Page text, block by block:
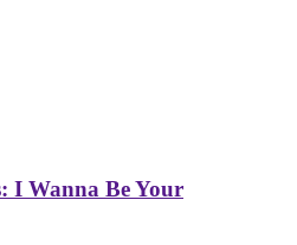
I Wanna Be Your